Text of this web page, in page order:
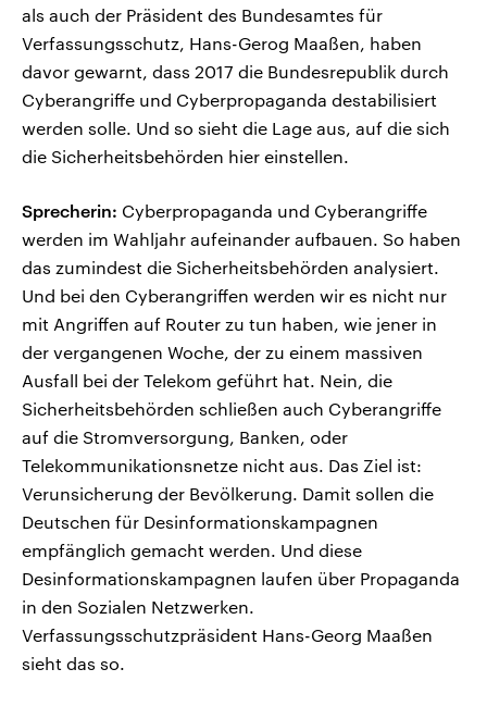
als auch der Präsident des Bundesamtes für
Verfassungsschutz, Hans-Gerog Maaßen, haben
davor gewarnt, dass 2017 die Bundesrepublik durch
Cyberangriffe und Cyberpropaganda destabilisiert
werden solle. Und so sieht die Lage aus, auf die sich
die Sicherheitsbehörden hier einstellen.
Sprecherin: Cyberpropaganda und Cyberangriffe
werden im Wahljahr aufeinander aufbauen. So haben
das zumindest die Sicherheitsbehörden analysiert.
Und bei den Cyberangriffen werden wir es nicht nur
mit Angriffen auf Router zu tun haben, wie jener in
der vergangenen Woche, der zu einem massiven
Ausfall bei der Telekom geführt hat. Nein, die
Sicherheitsbehörden schließen auch Cyberangriffe
auf die Stromversorgung, Banken, oder
Telekommunikationsnetze nicht aus. Das Ziel ist:
Verunsicherung der Bevölkerung. Damit sollen die
Deutschen für Desinformationskampagnen
empfänglich gemacht werden. Und diese
Desinformationskampagnen laufen über Propaganda
in den Sozialen Netzwerken.
Verfassungsschutzpräsident Hans-Georg Maaßen
sieht das so.